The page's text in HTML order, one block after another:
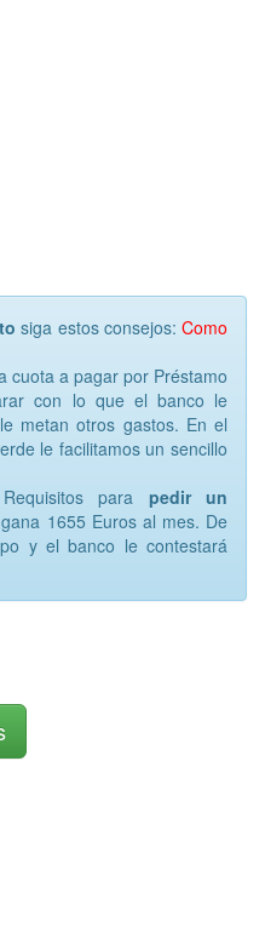
siga estos consejos: Como
cuota a pagar por Préstamo
con lo que el banco le
metan otros gastos. En el
le facilitamos un sencillo
para pedir un
1655 Euros al mes. De
y el banco le contestará